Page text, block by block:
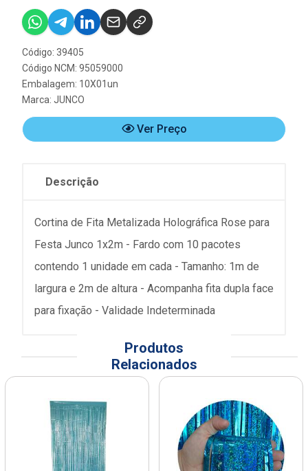
Código: 39405
Código NCM: 95059000
Embalagem: 10X01un
Marca: JUNCO
Ver Preço
Descrição
Cortina de Fita Metalizada Holográfica Rose para
Festa Junco 1x2m - Fardo com 10 pacotes
contendo 1 unidade em cada - Tamanho: 1m de
largura e 2m de altura - Acompanha fita dupla face
para fixação - Validade Indeterminada
Produtos
Relacionados